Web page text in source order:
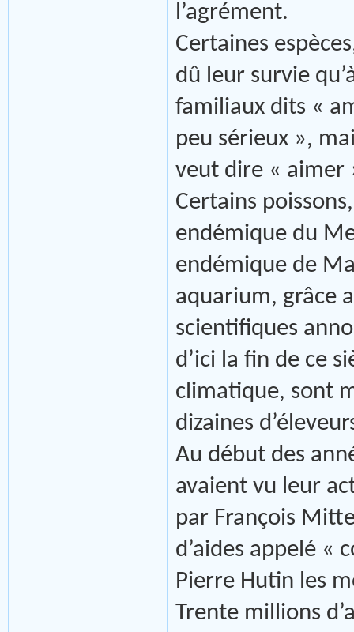
l’agrément.
Certaines
dû leur survie
familiaux dits «
peu sérieux »,
veut dire « aimer
Certains
endémique du
endémique de
aquarium, grâce
scientifiques
d’ici la fin de ce
climatique, sont
dizaines
Au début des
avaient vu leur
par François
d’aides appelé «
Pierre Hutin les
Trente millions